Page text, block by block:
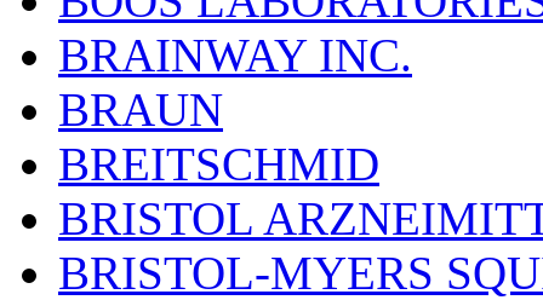
BRAINWAY INC.
BRAUN
BREITSCHMID
BRISTOL
BRISTOL-MYERS